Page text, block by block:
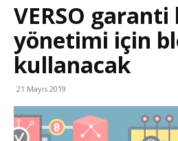
VERSO garanti
yönetimi için
kullanacak
21 Mayıs 2019